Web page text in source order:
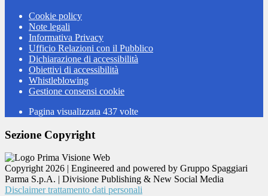
Cookie policy
Note legali
Informativa Privacy
Ufficio Relazioni con il Pubblico
Dichiarazione di accessibilità
Obiettivi di accessibilità
Whistleblowing
Gestione consensi cookie
Pagina visualizzata 437 volte
Sezione Copyright
Copyright 2026 | Engineered and powered by Gruppo Spaggiari
Parma S.p.A. | Divisione Publishing & New Social Media
Disclaimer trattamento dati personali